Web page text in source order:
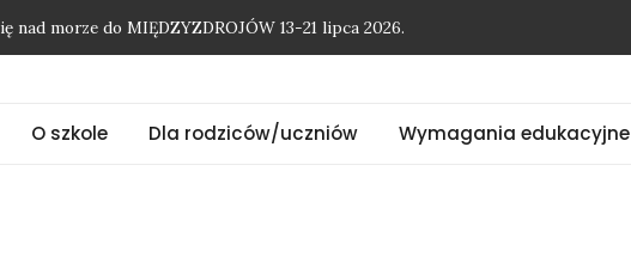
O szkole Dla rodziców/uczniów Wymagania edukacyjne